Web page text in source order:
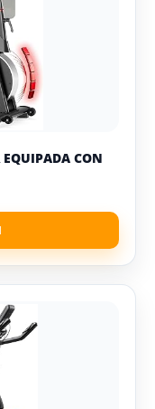
EQUIPADA CON